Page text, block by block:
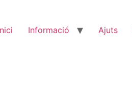
Informació Ajuts